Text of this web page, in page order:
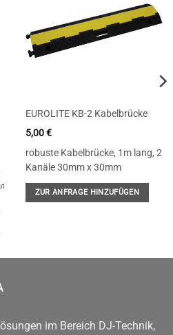
EUROLITE KB-2 Kabelbrücke
5,00€
robuste Kabelbrücke, 1m lang, 2
Kanäle 30mm x 30mm
ZUR ANFRAGE HINZUFÜGEN
im Bereich DJ-Technik,